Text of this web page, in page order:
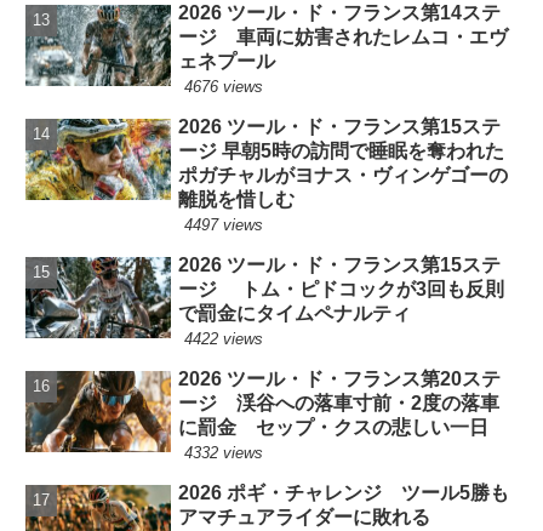
2026 ツール・ド・フランス第14ステ
ージ 車両に妨害されたレムコ・エヴ
ェネプール
4676 views
2026 ツール・ド・フランス第15ステ
ージ 早朝5時の訪問で睡眠を奪われた
ポガチャルがヨナス・ヴィンゲゴーの
離脱を惜しむ
4497 views
2026 ツール・ド・フランス第15ステ
ージ トム・ピドコックが3回も反則
で罰金にタイムペナルティ
4422 views
2026 ツール・ド・フランス第20ステ
ージ 渓谷への落車寸前・2度の落車
に罰金 セップ・クスの悲しい一日
4332 views
2026 ポギ・チャレンジ ツール5勝も
アマチュアライダーに敗れる